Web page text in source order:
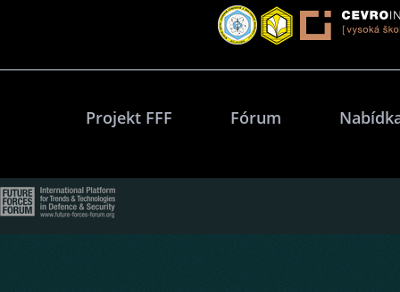
Projekt FFF Fórum